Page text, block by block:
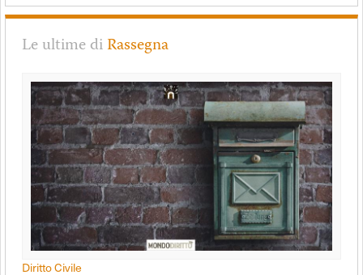
Le ultime diRassegna
Diritto Civile